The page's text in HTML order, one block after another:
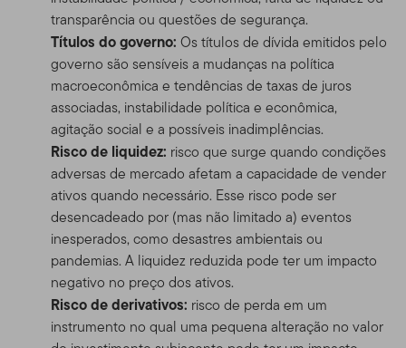
transparência ou questões de segurança.
Títulos do governo: Os títulos de dívida emitidos pelo
governo são sensíveis a mudanças na política
macroeconômica e tendências de taxas de juros
associadas, instabilidade política e econômica,
agitação social e a possíveis inadimplências.
Risco de liquidez: risco que surge quando condições
adversas de mercado afetam a capacidade de vender
ativos quando necessário. Esse risco pode ser
desencadeado por (mas não limitado a) eventos
inesperados, como desastres ambientais ou
pandemias. A liquidez reduzida pode ter um impacto
negativo no preço dos ativos.
Risco de derivativos: risco de perda em um
instrumento no qual uma pequena alteração no valor